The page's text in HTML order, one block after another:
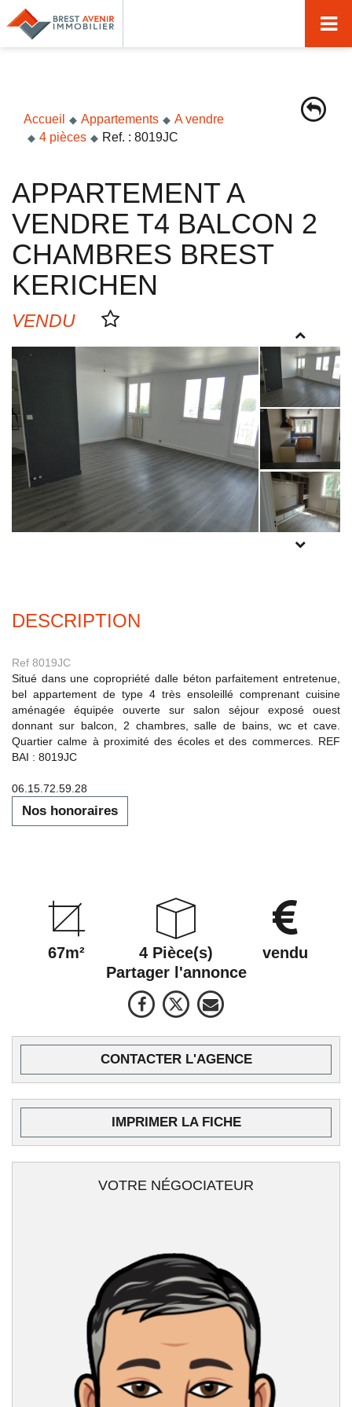
Accueil
Louer
Nos métiers
Syndic de copropriété
Transactions immobilières
Gestion locative
Experts locaux
Nous contacter
02 98 44 56 58
Gestion Locative
02 98 80 49 38
02 98 44 56 78
Mon compte
Accueil Appartements
A vendre
4 pièces
Ref. : 8019JC
APPARTEMENT A
VENDRE T4 BALCON 2
CHAMBRES BREST
KERICHEN
VENDU
POUR PLUS
DESCRIPTION
Ref 8019JC
Situé dans une copropriété dalle béton parfaitement entretenue,
bel appartement de type 4 très ensoleillé comprenant cuisine
aménagée équipée ouverte sur salon séjour exposé ouest
donnant sur balcon, 2 chambres, salle de bains, wc et cave.
Quartier calme à proximité des écoles et des commerces. REF
BAI : 8019JC
06.15.72.59.28
Nos honoraires
67m² 4 Pièce(s)
vendu
Partager l'annonce
CONTACTER L'AGENCE
IMPRIMER LA FICHE
VOTRE NÉGOCIATEUR